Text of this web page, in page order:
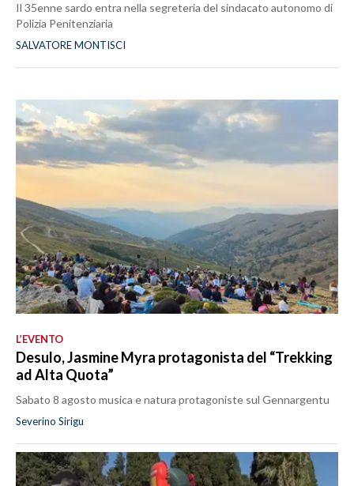
Il 35enne sardo entra nella segreteria del sindacato autonomo di
Polizia Penitenziaria
SALVATORE MONTISCI
L’EVENTO
Desulo, Jasmine Myra protagonista del “Trekking
ad Alta Quota”
Sabato 8 agosto musica e natura protagoniste sul Gennargentu
Severino Sirigu